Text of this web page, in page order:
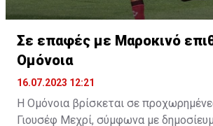
Σε επαφές με Μαροκινό
Ομόνοια
16.07.2023 12:21
Η Ομόνοια βρίσκεται σε
Γιουσέφ Μεχρί, σύμφωνα με